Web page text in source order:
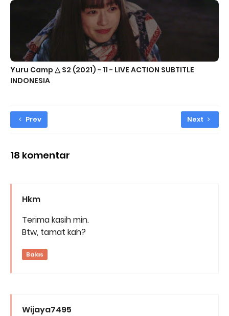
Yuru Camp △ S2 (2021) - 11 - LIVE ACTION SUBTITLE
INDONESIA
Prev Next
18 komentar
Hkm
Terima kasih min.
Btw, tamat kah?
Balas
Wijaya7495